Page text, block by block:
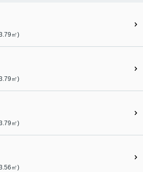
㎡)
㎡)
㎡)
㎡)